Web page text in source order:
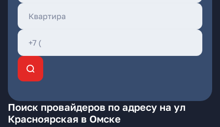
Поиск провайдеров по адресу на ул
Красноярская в Омске